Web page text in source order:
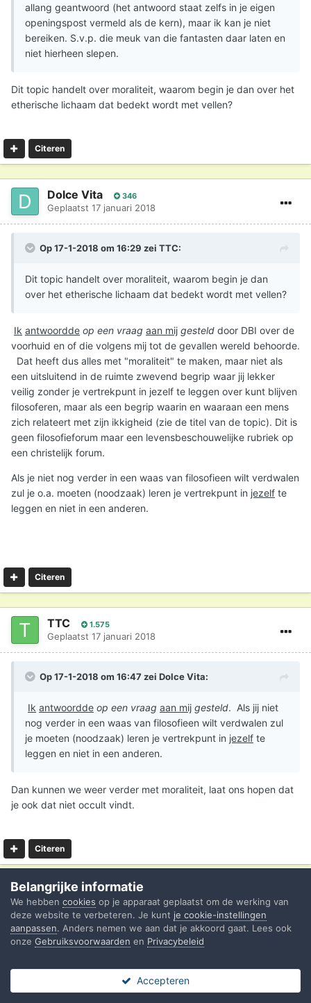
allang geantwoord (het antwoord staat zelfs in je eigen
openingspost vermeld als de kern), maar ik kan je niet
bereiken. S.v.p. die meuk van die fantasten daar laten en
niet hierheen slepen.
Dit topic handelt over moraliteit, waarom begin je dan over het
etherische lichaam dat bedekt wordt met vellen?
Citeren
Dolce Vita 346
Geplaatst 17 januari 2018
Op 17-1-2018 om 16:29 zei TTC:
Dit topic handelt over moraliteit, waarom begin je dan
over het etherische lichaam dat bedekt wordt met vellen?
Ik antwoordde op een vraag aan mij gesteld door DBI over de
voorhuid en of die volgens mij tot de gevallen wereld behoorde.
Dat heeft dus alles met "moraliteit" te maken, maar niet als
een uitsluitend in de ruimte zwevend begrip waar jij lekker
veilig zonder je vertrekpunt in jezelf te leggen over kunt blijven
filosoferen, maar als een begrip waarin en waaraan een mens
zich relateert met zijn ikkigheid (zie de titel van de topic). Dit is
geen filosofieforum maar een levensbeschouwelijke rubriek op
een christelijk forum.
Als je niet nog verder in een waas van filosofieen wilt verdwalen
zul je o.a. moeten (noodzaak) leren je vertrekpunt in jezelf te
leggen en niet in een anderen.
Citeren
TTC 1.575
Geplaatst 17 januari 2018
Op 17-1-2018 om 16:47 zei Dolce Vita:
Ik antwoordde op een vraag aan mij gesteld. Als jij niet
nog verder in een waas van filosofieen wilt verdwalen zul
je moeten (noodzaak) leren je vertrekpunt in jezelf te
leggen en niet in een anderen.
Dan kunnen we weer verder met moraliteit, laat ons hopen dat
je ook dat niet occult vindt.
Citeren
Kaasjeskruid
Geplaatst17 januari 2018
Op 17-1-2018 om 15:08 zeiWillempie
Ik probeer altijd de taal van mijn gesprekspartner te
spreken.
Belangrijke informatie
We hebben cookies op je apparaat geplaatst om de werking van
deze website te verbeteren. Je kunt je cookie-instellingen
aanpassen. Anders nemen we aan dat je akkoord gaat. Lees ook
onze Gebruiksvoorwaarden en Privacybeleid
Accepteren